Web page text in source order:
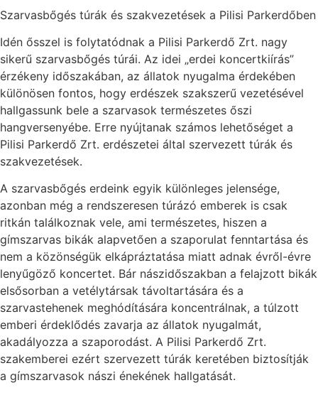
Szarvasbőgés túrák és szakvezetések a Pilisi Parkerdőben
Idén ősszel is folytatódnak a Pilisi Parkerdő Zrt. nagy
sikerű szarvasbőgés túrái. Az idei „erdei koncertkiírás”
érzékeny időszakában, az állatok nyugalma érdekében
különösen fontos, hogy erdészek szakszerű vezetésével
hallgassunk bele a szarvasok természetes őszi
hangversenyébe. Erre nyújtanak számos lehetőséget a
Pilisi Parkerdő Zrt. erdészetei által szervezett túrák és
szakvezetések.
A szarvasbőgés erdeink egyik különleges jelensége,
azonban még a rendszeresen túrázó emberek is csak
ritkán találkoznak vele, ami természetes, hiszen a
gímszarvas bikák alapvetően a szaporulat fenntartása és
nem a közönségük elkápráztatása miatt adnak évről-évre
lenyűgöző koncertet. Bár nászidőszakban a felajzott bikák
elsősorban a vetélytársak távoltartására és a
szarvastehenek meghódítására koncentrálnak, a túlzott
emberi érdeklődés zavarja az állatok nyugalmát,
akadályozza a szaporodást. A Pilisi Parkerdő Zrt.
szakemberei ezért szervezett túrák keretében biztosítják
a gímszarvasok nászi énekének hallgatását.